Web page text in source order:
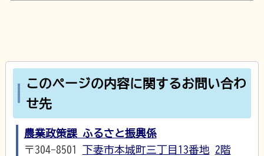
このページの内容に関するお問い合わ
せ先
農業政策課 ふるさと振興係
〒304-8501 下妻市本城町三丁目13番地 2階